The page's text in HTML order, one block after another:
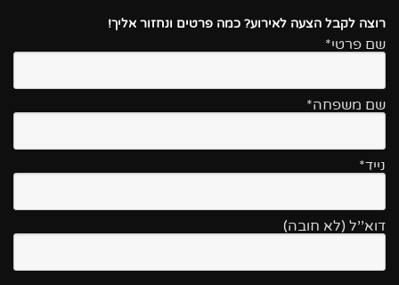
רוצה לקבל הצעה לאירוע? כמה פרטים ונחזור אליך!
שם פרטי*
שם משפחה*
נייד*
דוא''ל (לא חובה)